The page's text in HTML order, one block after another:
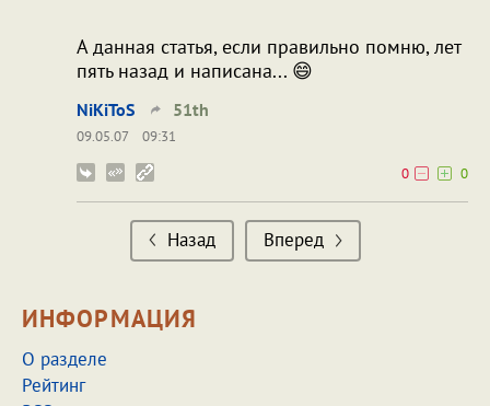
А данная статья, если правильно помню, лет
пять назад и написана... 😄
NiKiToS 51th
09.05.07
09:31
0
0
Назад Вперед
ИНФОРМАЦИЯ
О разделе
Рейтинг